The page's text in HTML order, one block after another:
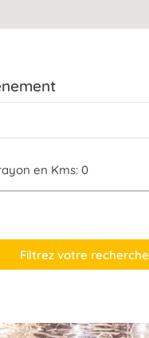
en Kms: 0
Filtrez votre recherche